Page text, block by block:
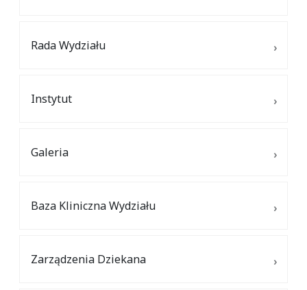
Rada Wydziału
Instytut
Galeria
Baza Kliniczna Wydziału
Zarządzenia Dziekana